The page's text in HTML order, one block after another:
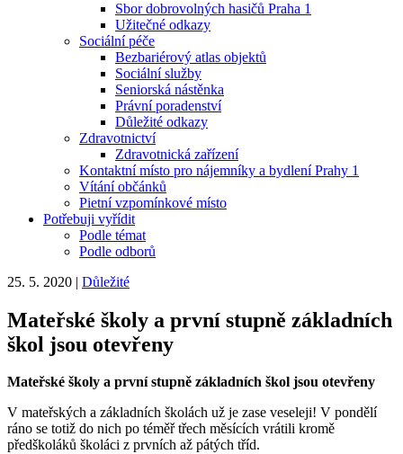
Sbor dobrovolných hasičů Praha 1
Užitečné odkazy
Sociální péče
Bezbariérový atlas objektů
Sociální služby
Seniorská nástěnka
Právní poradenství
Důležité odkazy
Zdravotnictví
Zdravotnická zařízení
Kontaktní místo pro nájemníky a bydlení Prahy 1
Vítání občánků
Pietní vzpomínkové místo
Potřebuji vyřídit
Podle témat
Podle odborů
25. 5. 2020 | Důležité
Mateřské školy a první stupně základních
škol jsou otevřeny
Mateřské školy a první stupně základních škol jsou otevřeny
V mateřských a základních školách už je zase veseleji! V pondělí
ráno se totiž do nich po téměř třech měsících vrátili kromě
předškoláků školáci z prvních až pátých tříd.